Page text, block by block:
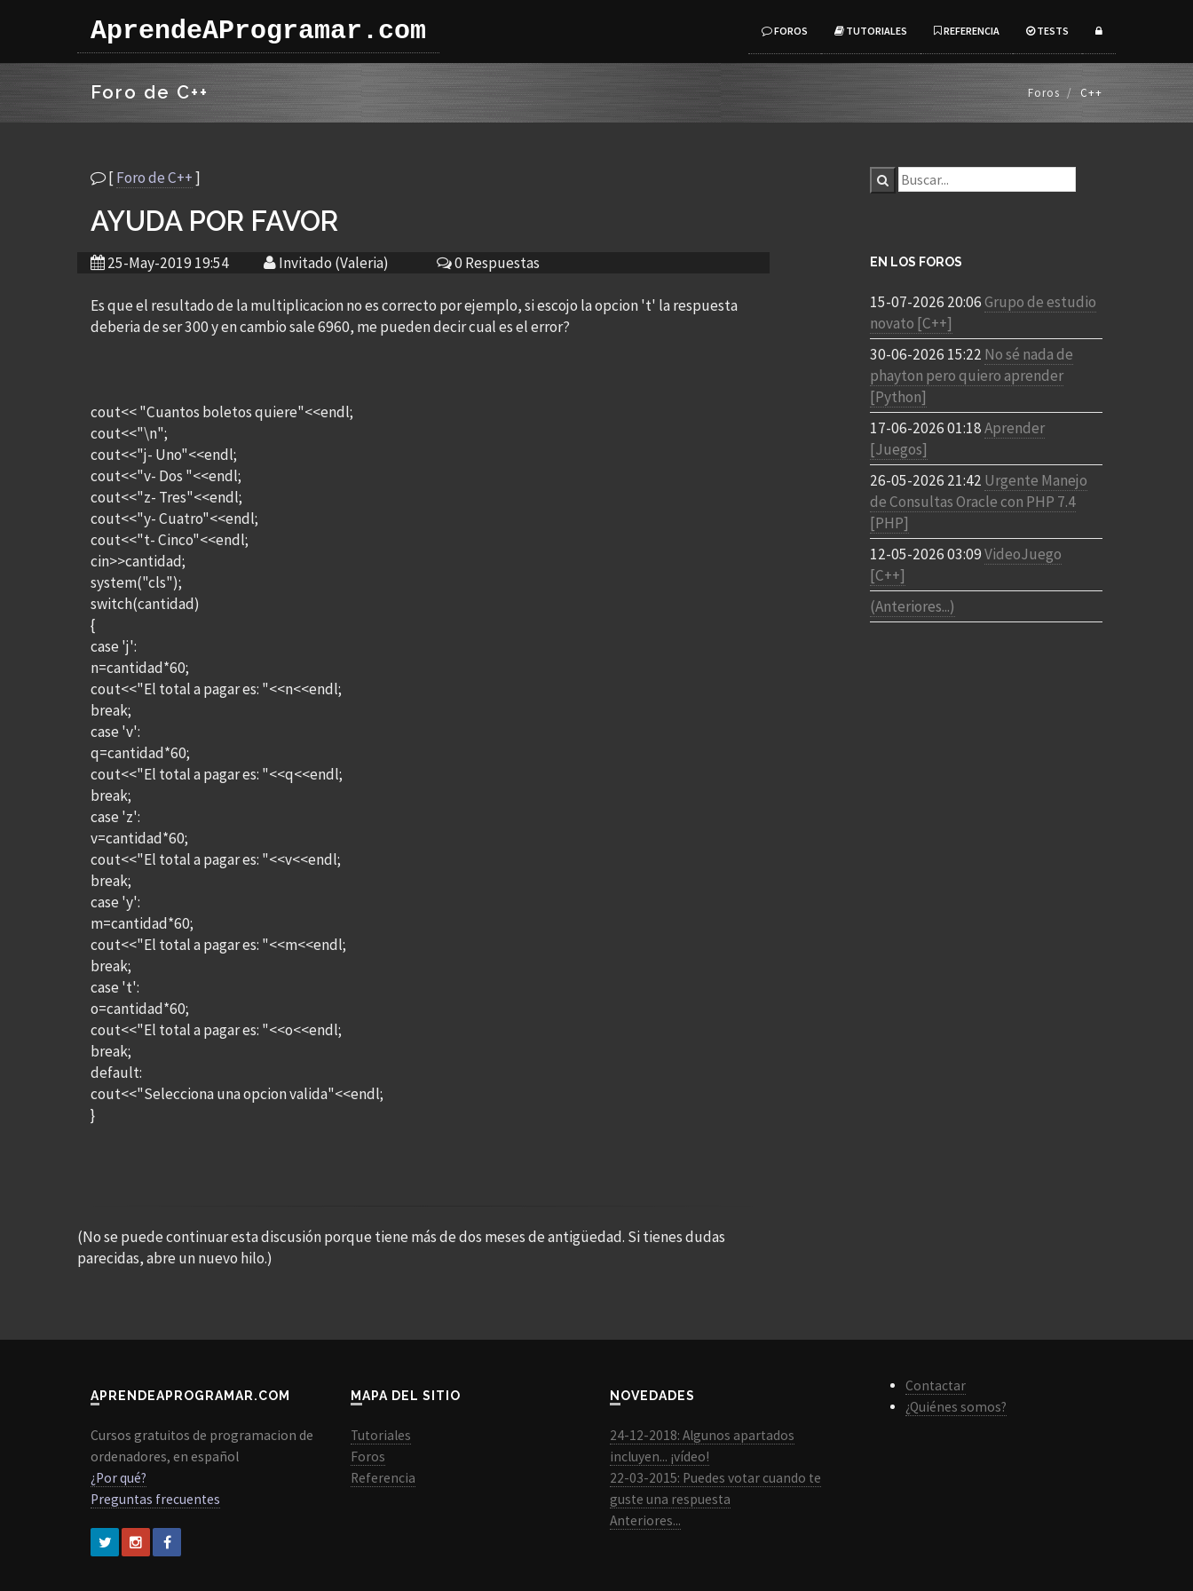
AprendeAProgramar.com FOROS TUTORIALES REFERENCIA TESTS
Foro de C++ Foros C++
[Foro de C++]
AYUDA POR FAVOR
25-May-2019 19:54 Invitado (Valeria) 0 Respuestas
Es que el resultado de la multiplicacion no es correcto por ejemplo, si escojo la opcion 't' la respuesta
deberia de ser 300 y en cambio sale 6960, me pueden decir cual es el error?
cout<< "Cuantos boletos quiere"<<endl;
cout<<"\n";
cout<<"j- Uno"<<endl;
cout<<"v- Dos "<<endl;
cout<<"z- Tres"<<endl;
cout<<"y- Cuatro"<<endl;
cout<<"t- Cinco"<<endl;
cin>>cantidad;
system("cls");
switch(cantidad)
{
case 'j':
n=cantidad*60;
cout<<"El total a pagar es: "<<n<<endl;
break;
case 'v':
q=cantidad*60;
cout<<"El total a pagar es: "<<q<<endl;
break;
case 'z':
v=cantidad*60;
cout<<"El total a pagar es: "<<v<<endl;
break;
case 'y':
m=cantidad*60;
cout<<"El total a pagar es: "<<m<<endl;
break;
case 't':
o=cantidad*60;
cout<<"El total a pagar es: "<<o<<endl;
break;
default:
cout<<"Selecciona una opcion valida"<<endl;
}
(No se puede continuar esta discusión porque tiene más de dos meses de antigüedad. Si tienes dudas
parecidas, abre un nuevo hilo.)
EN LOS FOROS
15-07-2026 20:06Grupo de estudio
novato [C++]
30-06-2026 15:22 No sé nada de
phayton pero quiero aprender
[Python]
17-06-2026 01:18Aprender
[Juegos]
26-05-2026 21:42 Urgente Manejo
de Consultas Oracle con PHP 7.4
[PHP]
12-05-2026 03:09VideoJuego
[C++]
(Anteriores...)
APRENDEAPROGRAMAR.COM
Cursos gratuitos de programacion de
ordenadores, en español
¿Por qué?
Preguntas frecuentes
MAPA DEL SITIO
Tutoriales
Foros
Referencia
NOVEDADES
24-12-2018: Algunos apartados
incluyen... ¡vídeo!
22-03-2015: Puedes votar cuando te
guste una respuesta
Anteriores...
Contactar
¿Quiénes somos?